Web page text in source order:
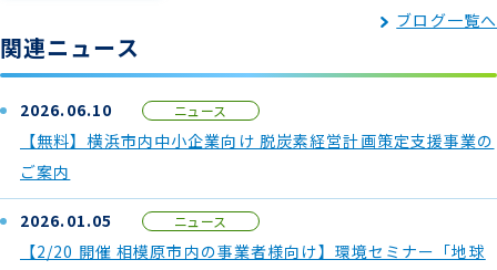
ブログ一覧へ
関連ニュース
2026.06.10 ニュース
【無料】横浜市内中小企業向け 脱炭素経営計画策定支援事業の
ご案内
2026.01.05 ニュース
【2/20 開催 相模原市内の事業者様向け】環境セミナー「地球